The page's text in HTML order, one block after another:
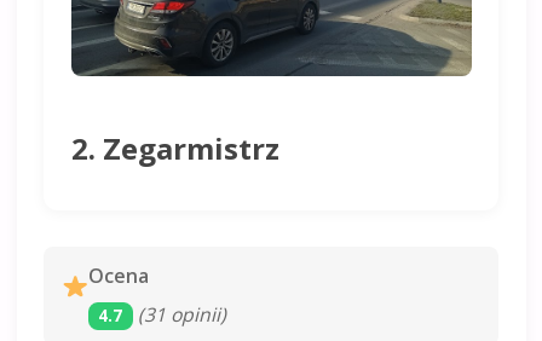
2. Zegarmistrz
Ocena
4.7 (31 opinii)